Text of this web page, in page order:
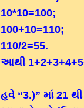
10*10=100;
100+10=110;
110/2=55.
આથી
હવે “3.)” માં 21